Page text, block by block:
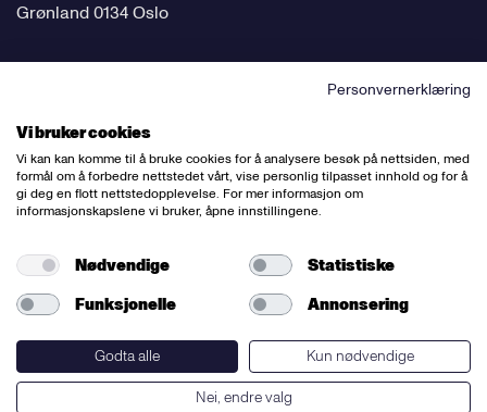
Grønland 0134 Oslo
Følg oss på sosiale medier
Nettredaktør:Willy Bergsnov
Varsling og etiske retningslinjer
Redegjørelse etter åpenhetsloven
Personvernerklæring
Vi bruker cookies
Vi kan kan komme til å bruke cookies for å analysere besøk på nettsiden, med
formål om å forbedre nettstedet vårt, vise personlig tilpasset innhold og for å
gi deg en flott nettstedopplevelse. For mer informasjon om
informasjonskapslene vi bruker, åpne innstillingene.
Nødvendige
Statistiske
Funksjonelle
Annonsering
Godta alle
Kun nødvendige
Nei, endre valg